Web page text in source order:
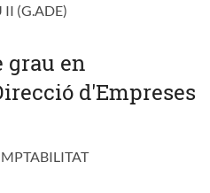
II (G.ADE)
grau en
d'Empreses